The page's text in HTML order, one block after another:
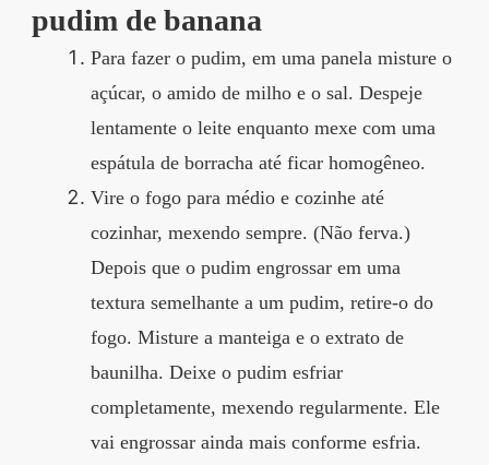
pudim de banana
Para fazer o pudim, em uma panela misture o
açúcar, o amido de milho e o sal. Despeje
lentamente o leite enquanto mexe com uma
espátula de borracha até ficar homogêneo.
Vire o fogo para médio e cozinhe até
cozinhar, mexendo sempre. (Não ferva.)
Depois que o pudim engrossar em uma
textura semelhante a um pudim, retire-o do
fogo. Misture a manteiga e o extrato de
baunilha. Deixe o pudim esfriar
completamente, mexendo regularmente. Ele
vai engrossar ainda mais conforme esfria.